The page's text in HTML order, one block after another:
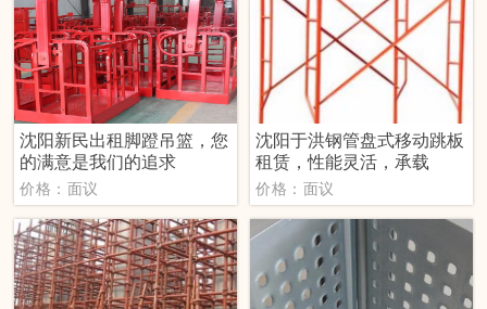
沈阳新民出租脚蹬吊篮，您
的满意是我们的追求
价格：面议
沈阳于洪钢管盘式移动跳板
租赁，性能灵活，承载
价格：面议